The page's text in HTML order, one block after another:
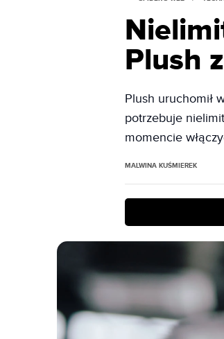
Plush
Plush uruchomił
potrzebuje
momencie
MALWINA KUŚMIEREK